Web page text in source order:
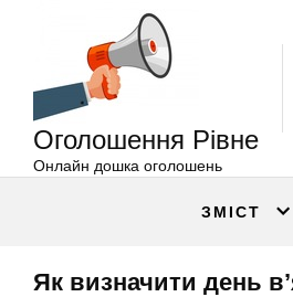
Оголошення Рівне
Онлайн дошка оголошень
ЗМІСТ
Як визначити день